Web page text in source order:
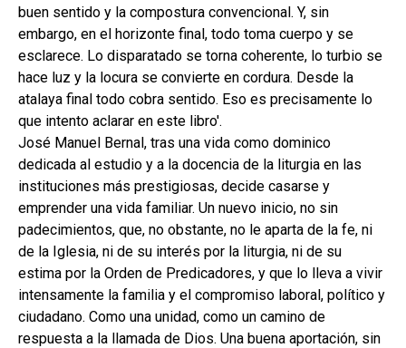
buen sentido y la compostura convencional. Y, sin
embargo, en el horizonte final, todo toma cuerpo y se
esclarece. Lo disparatado se torna coherente, lo turbio se
hace luz y la locura se convierte en cordura. Desde la
atalaya final todo cobra sentido. Eso es precisamente lo
que intento aclarar en este libro'.
José Manuel Bernal, tras una vida como dominico
dedicada al estudio y a la docencia de la liturgia en las
instituciones más prestigiosas, decide casarse y
emprender una vida familiar. Un nuevo inicio, no sin
padecimientos, que, no obstante, no le aparta de la fe, ni
de la Iglesia, ni de su interés por la liturgia, ni de su
estima por la Orden de Predicadores, y que lo lleva a vivir
intensamente la familia y el compromiso laboral, político y
ciudadano. Como una unidad, como un camino de
respuesta a la llamada de Dios. Una buena aportación, sin